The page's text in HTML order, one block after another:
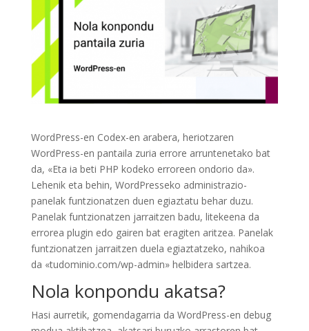
WordPress-en Codex-en arabera, heriotzaren
WordPress-en pantaila zuria errore arruntenetako bat
da, «Eta ia beti PHP kodeko erroreen ondorio da».
Lehenik eta behin, WordPresseko administrazio-
panelak funtzionatzen duen egiaztatu behar duzu.
Panelak funtzionatzen jarraitzen badu, litekeena da
errorea plugin edo gairen bat eragiten aritzea. Panelak
funtzionatzen jarraitzen duela egiaztatzeko, nahikoa
da «tudominio.com/wp-admin» helbidera sartzea.
Nola konpondu akatsa?
Hasi aurretik, gomendagarria da WordPress-en debug